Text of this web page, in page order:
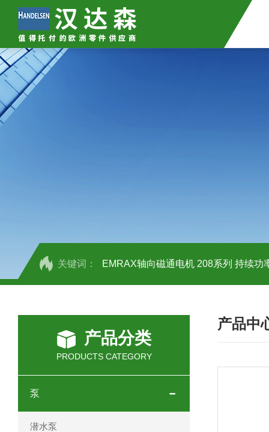
关键词： EMRAX轴向磁通电机 208系列 持续功
OEMER三相同步电机MTES 132SB/2
OEMER三相同步电机MTES 160MA/2
OEMER电机QLS 180M环保农业领域
产品分类
PRODUCTS CATEGORY
泵
潜水泵
产品中